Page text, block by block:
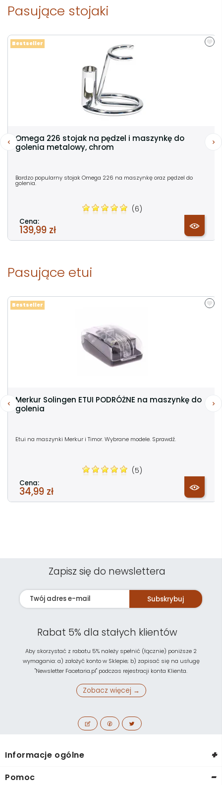
Pasujące stojaki
Omega 226 stojak na pędzel i maszynkę do
golenia metalowy, chrom
Bardzo popularny stojak Omega 226 na maszynkę oraz pędzel do
golenia.
(6)
Cena:
139,99 zł
Bestseller
Pasujące etui
Merkur Solingen ETUI PODRÓŻNE na maszynkę do
golenia
Etui na maszynki Merkur i Timor. Wybrane modele. Sprawdź.
(5)
Cena:
34,99 zł
Bestseller
Zapisz się do newslettera
Subskrybuj
Rabat 5% dla stałych klientów
Aby skorzystać z rabatu 5% należy spełnić (łącznie) poniższe 2
wymagania: a) założyć konto w Sklepie; b) zapisać się na usługę
"Newsletter Facetaria.pl" podczas rejestracji konta Klienta.
Zobacz więcej →
Informacje ogólne +
Pomoc -